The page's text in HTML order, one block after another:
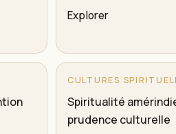
Explorer
CULTURES
Spiritualité
prudence culturelle